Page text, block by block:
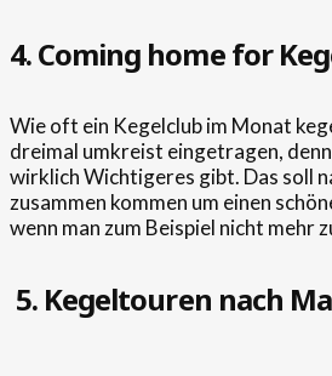
4. Coming home for
Wie oft ein Kegelclub im Monat
dreimal umkreist eingetragen,
wirklich Wichtigeres gibt. Das soll
zusammen kommen um einen
wenn man zum Beispiel nicht mehr
5. Kegeltouren nach